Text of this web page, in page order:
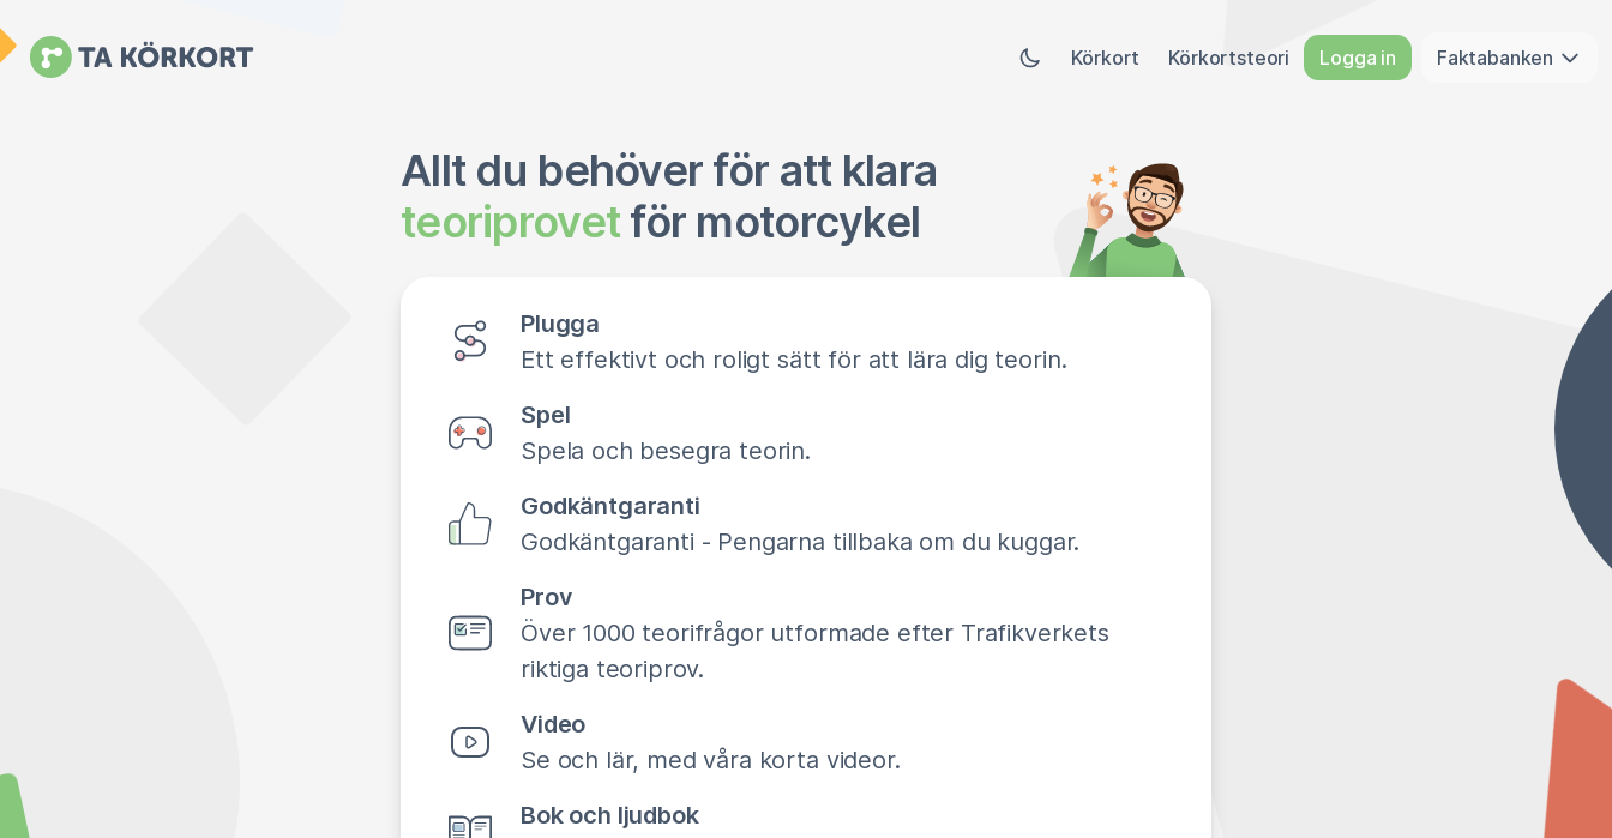
Körkort Körkortsteori Logga in Faktabanken
Allt du behöver för att klara
teoriprovet för motorcykel
Plugga
Ett effektivt och roligt sätt för att lära dig teorin.
Spel
Spela och besegra teorin.
Godkäntgaranti
Godkäntgaranti - Pengarna tillbaka om du kuggar.
Prov
Över 1000 teorifrågor utformade efter Trafikverkets
riktiga teoriprov.
Video
Se och lär, med våra korta videor.
Bok och ljudbok